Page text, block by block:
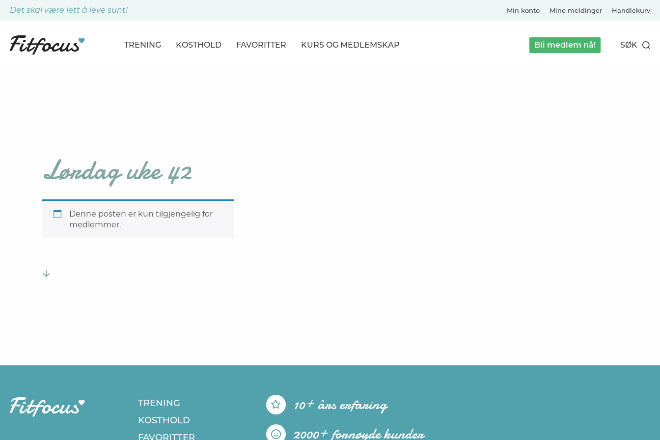
Det skal være lett å leve sunt! Min konto Mine meldinger Handlekurv
TRENING KOSTHOLD FAVORITTER KURS OG MEDLEMSKAP Bli medlem nå! SØK
Lørdag uke 42
Denne posten er kun tilgjengelig for
medlemmer.
TRENING
KOSTHOLD
FAVORITTER
10+ års erfaring
2000+ fornøyde kunder